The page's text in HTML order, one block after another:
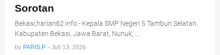
Sorotan
Bekasi,harian62.info - Kepala SMP Negeri 5 Tambun Selatan,
Kabupaten Bekasi, Jawa Barat, Nunuk, …
by PARIS.P - Juli 13, 2026